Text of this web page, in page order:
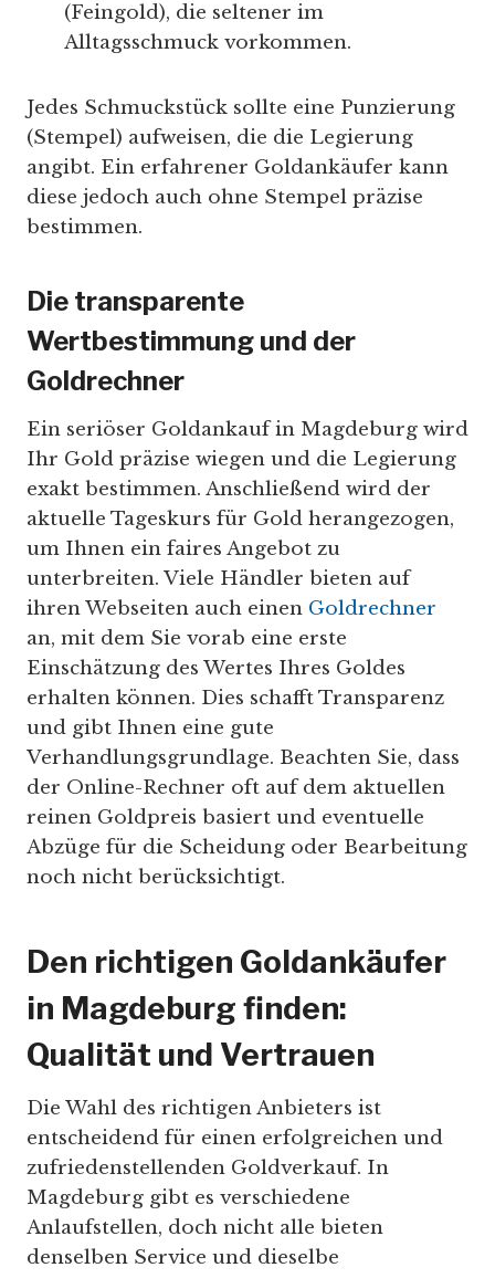
(Feingold), die seltener im
Alltagsschmuck vorkommen.
Jedes Schmuckstück sollte eine Punzierung
(Stempel) aufweisen, die die Legierung
angibt. Ein erfahrener Goldankäufer kann
diese jedoch auch ohne Stempel präzise
bestimmen.
Die transparente
Wertbestimmung und der
Goldrechner
Ein seriöser Goldankauf in Magdeburg wird
Ihr Gold präzise wiegen und die Legierung
exakt bestimmen. Anschließend wird der
aktuelle Tageskurs für Gold herangezogen,
um Ihnen ein faires Angebot zu
unterbreiten. Viele Händler bieten auf
ihren Webseiten auch einen Goldrechner
an, mit dem Sie vorab eine erste
Einschätzung des Wertes Ihres Goldes
erhalten können. Dies schafft Transparenz
und gibt Ihnen eine gute
Verhandlungsgrundlage. Beachten Sie, dass
der Online-Rechner oft auf dem aktuellen
reinen Goldpreis basiert und eventuelle
Abzüge für die Scheidung oder Bearbeitung
noch nicht berücksichtigt.
Den richtigen Goldankäufer
in Magdeburg finden:
Qualität und Vertrauen
Die Wahl des richtigen Anbieters ist
entscheidend für einen erfolgreichen und
zufriedenstellenden Goldverkauf. In
Magdeburg gibt es verschiedene
Anlaufstellen, doch nicht alle bieten
denselben Service und dieselbe